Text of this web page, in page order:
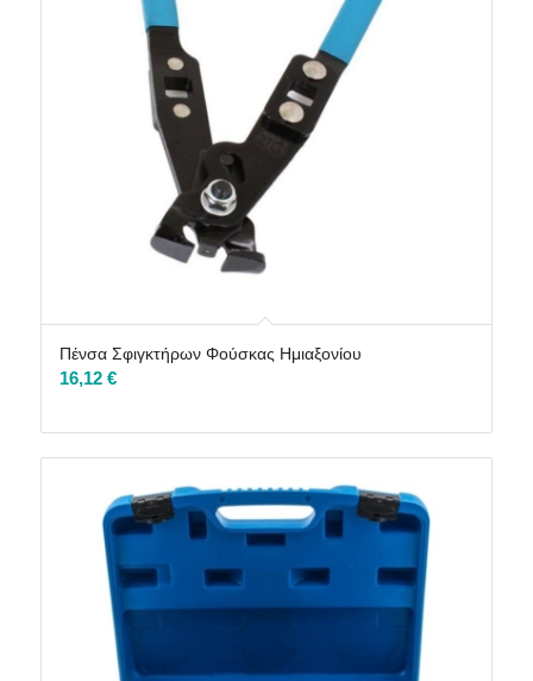
Πένσα Σφιγκτήρων Φούσκας Ημιαξονίου
16,12 €